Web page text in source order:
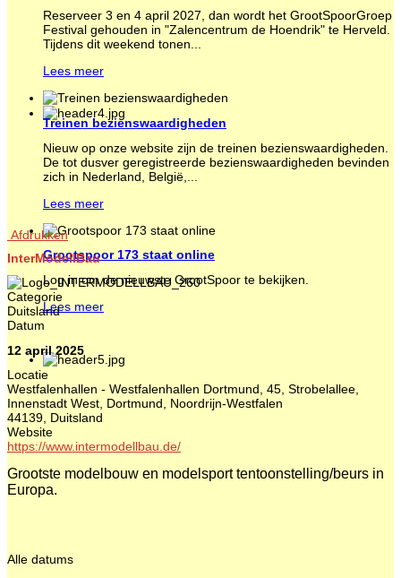
Reserveer 3 en 4 april 2027, dan wordt het GrootSpoorGroep
Festival gehouden in "Zalencentrum de Hoendrik" te Herveld.
Tijdens dit weekend tonen...
Lees meer
Treinen bezienswaardigheden
Nieuw op onze website zijn de treinen bezienswaardigheden.
De tot dusver geregistreerde bezienswaardigheden bevinden
zich in Nederland, België,...
Lees meer
Grootspoor 173 staat online
Log in om de nieuwste GrootSpoor te bekijken.
Lees meer
Afdrukken
InterModellBau
Categorie
Duitsland
Datum
12 april 2025
Locatie
Westfalenhallen - Westfalenhallen Dortmund, 45, Strobelallee,
Innenstadt West, Dortmund, Noordrijn-Westfalen
44139, Duitsland
Website
https://www.intermodellbau.de/
Grootste modelbouw en modelsport tentoonstelling/beurs in
Europa.
Alle datums